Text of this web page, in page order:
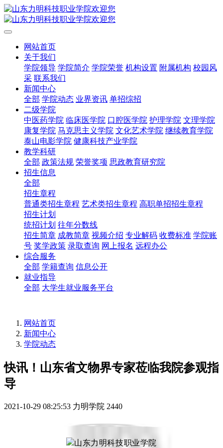
网站首页
关于我们
学院领导 学院简介 学院荣誉 机构设置 附属机构 校园风
采 联系我们
新闻中心
全部 学院动态 业界资讯 单招综招
二级学院
中医药学院 临床医学院 口腔医学院 护理学院 文理学院
康复学院 马克思主义学院 文化艺术学院 继续教育学院
泰山电影学院 健康科技产业学院
教学科研
全部 政策法规 荣誉奖项 思政教育研究院
招生信息
全部
招生章程
普通类招生章程 艺术类招生章程 高职单招招生章程
招生计划
统招计划 往年分数线
招生简章 成教简章 视频介绍 专业解码 收费标准 学院账
号 奖学政策 录取查询 网上报名 远程办公
综合服务
全部 学籍查询 信息公开
就业指导
全部 大学生就业服务平台
网站首页
新闻中心
学院动态
快讯！山东省文物界专家莅临我院参观指
导
2021-10-29 08:25:53 力明学院 2440